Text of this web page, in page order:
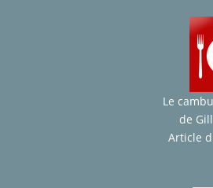
Le
de
Article